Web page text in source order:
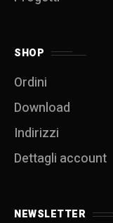
SHOP
Ordini
Download
Indirizzi
Dettagli account
NEWSLETTER